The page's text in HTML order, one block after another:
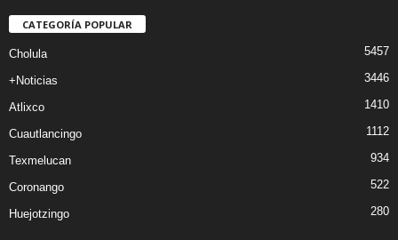
CATEGORÍA POPULAR
Cholula 5457
+Noticias 3446
Atlixco 1410
Cuautlancingo 1112
Texmelucan 934
Coronango 522
Huejotzingo 280